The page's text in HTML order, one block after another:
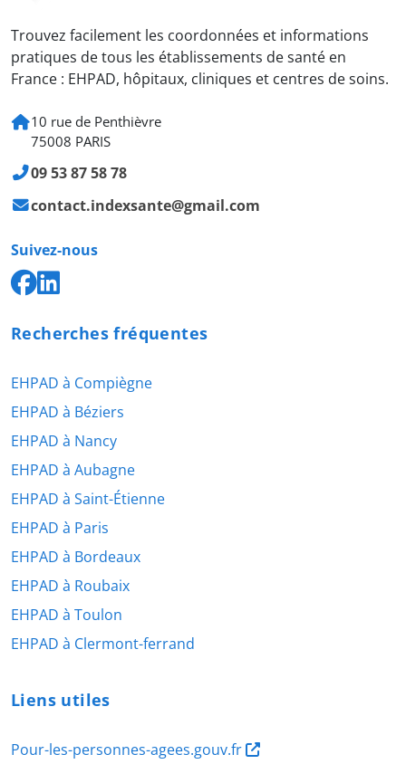
Trouvez facilement les coordonnées et informations
pratiques de tous les établissements de santé en
France : EHPAD, hôpitaux, cliniques et centres de soins.
10 rue de Penthièvre
75008 PARIS
09 53 87 58 78
contact.indexsante@gmail.com
Suivez-nous
Recherches fréquentes
EHPAD à Compiègne
EHPAD à Béziers
EHPAD à Nancy
EHPAD à Aubagne
EHPAD à Saint-Étienne
EHPAD à Paris
EHPAD à Bordeaux
EHPAD à Roubaix
EHPAD à Toulon
EHPAD à Clermont-ferrand
Liens utiles
Pour-les-personnes-agees.gouv.fr